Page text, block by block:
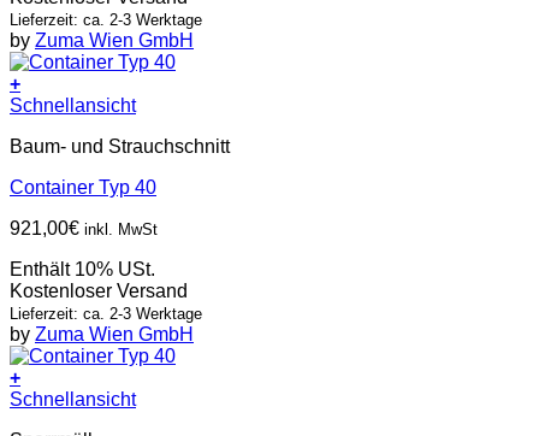
Lieferzeit: ca. 2-3 Werktage
by Zuma Wien GmbH
+
Schnellansicht
Baum- und Strauchschnitt
Container Typ 40
921,00€ inkl. MwSt
Enthält 10% USt.
Kostenloser Versand
Lieferzeit: ca. 2-3 Werktage
by Zuma Wien GmbH
+
Schnellansicht